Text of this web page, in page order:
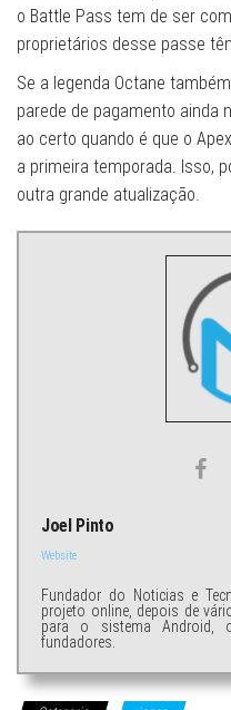
o Battle Pass tem de ser
proprietários desse passe
Se a legenda Octane
parede de pagamento ainda
ao certo quando é que o
a primeira temporada. Isso,
outra grande atualização.
Joel Pinto
Website
Fundador do Noticias e
projeto online, depois de
para o sistema Android,
fundadores.